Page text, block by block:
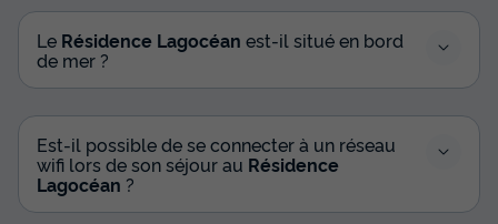
Le Résidence Lagocéan est-il situé en bord
de mer ?
Est-il possible de se connecter à un réseau
wifi lors de son séjour au Résidence
Lagocéan ?